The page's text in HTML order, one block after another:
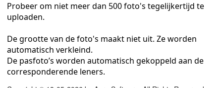
Probeer om niet meer dan 500 foto's tegelijkertijd te
uploaden.
De grootte van de foto's maakt niet uit. Ze worden
automatisch verkleind.
De pasfoto’s worden automatisch gekoppeld aan de
corresponderende leners.